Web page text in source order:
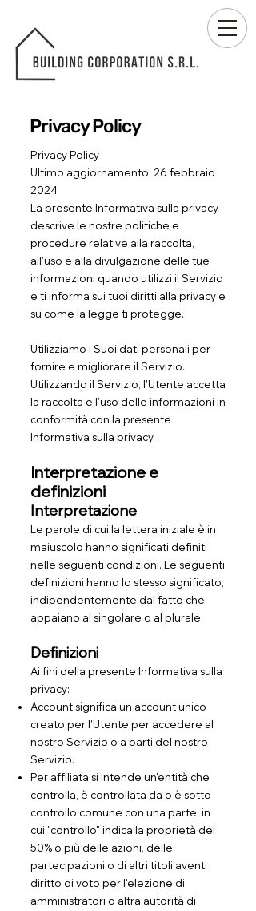
Privacy Policy
Privacy Policy
Ultimo aggiornamento: 26 febbraio
2024
La presente Informativa sulla privacy
descrive le nostre politiche e
procedure relative alla raccolta,
all'uso e alla divulgazione delle tue
informazioni quando utilizzi il Servizio
e ti informa sui tuoi diritti alla privacy e
su come la legge ti protegge.
Utilizziamo i Suoi dati personali per
fornire e migliorare il Servizio.
Utilizzando il Servizio, l'Utente accetta
la raccolta e l'uso delle informazioni in
conformità con la presente
Informativa sulla privacy.
Interpretazione e
definizioni
Interpretazione
Le parole di cui la lettera iniziale è in
maiuscolo hanno significati definiti
nelle seguenti condizioni. Le seguenti
definizioni hanno lo stesso significato,
indipendentemente dal fatto che
appaiano al singolare o al plurale.
Definizioni
Ai fini della presente Informativa sulla
privacy:
Account significa un account unico
creato per l'Utente per accedere al
nostro Servizio o a parti del nostro
Servizio.
Per affiliata si intende un'entità che
controlla, è controllata da o è sotto
controllo comune con una parte, in
cui "controllo" indica la proprietà del
50% o più delle azioni, delle
partecipazioni o di altri titoli aventi
diritto di voto per l'elezione di
amministratori o altra autorità di